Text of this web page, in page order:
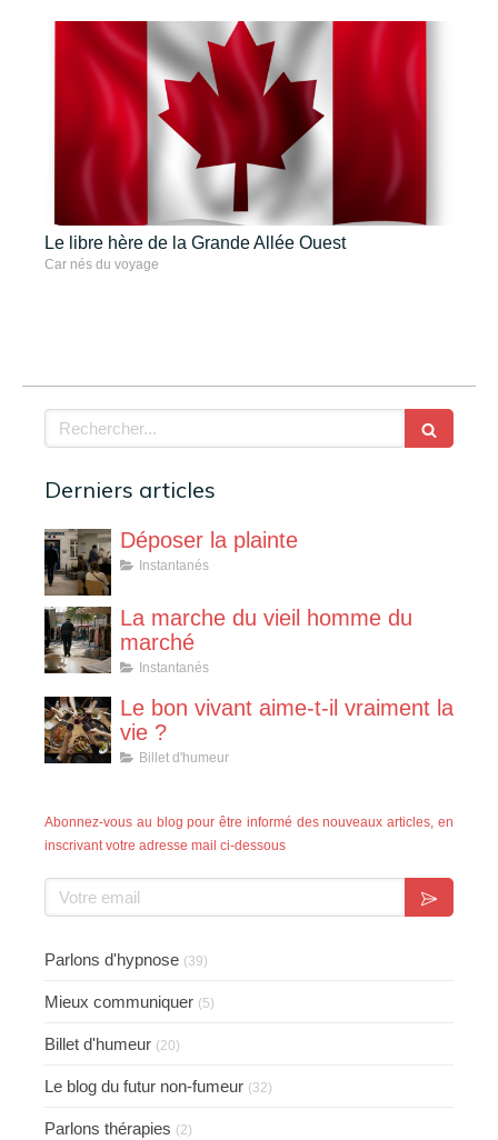
Le libre hère de la Grande Allée Ouest
Car nés du voyage
Rechercher
Derniers articles
Déposer la plainte
Instantanés
La marche du vieil homme du
marché
Instantanés
Le bon vivant aime-t-il vraiment la
vie ?
Billet d'humeur
Abonnez-vous au blog pour être informé des nouveaux articles, en
inscrivant votre adresse mail ci-dessous
Votre email
Parlons d'hypnose (39)
Mieux communiquer (5)
Billet d'humeur (20)
Le blog du futur non-fumeur (32)
Parlons thérapies (2)